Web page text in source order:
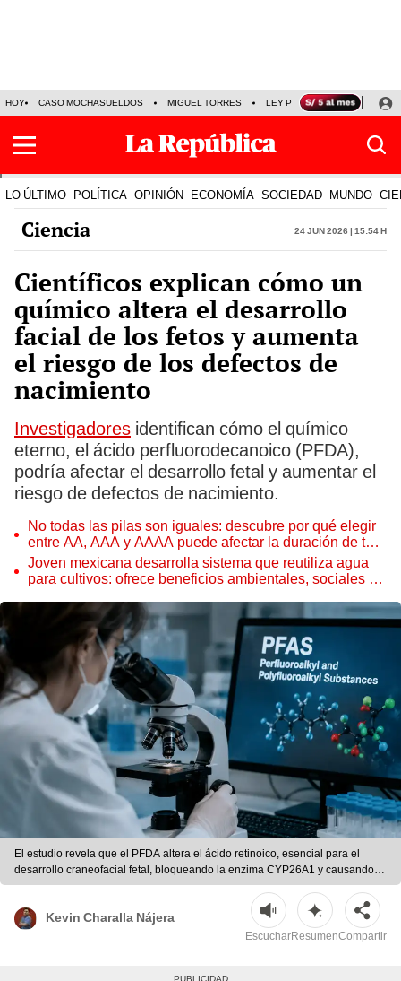
HOY CASO MOCHASUELDOS MIGUEL TORRES LEY PULPÍN PRECIO DEL
LO ÚLTIMO POLÍTICA OPINIÓN ECONOMÍA SOCIEDAD MUNDO
Ciencia 24 Jun 2026 | 15:54 h
Científicos explican cómo un
químico altera el desarrollo
facial de los fetos y aumenta
el riesgo de los defectos de
nacimiento
Investigadores identifican cómo el químico
eterno, el ácido perfluorodecanoico (PFDA),
podría afectar el desarrollo fetal y aumentar el
riesgo de defectos de nacimiento.
No todas las pilas son iguales: descubre por qué elegir
entre AA, AAA y AAAA puede afectar la duración de tus
dispositivos
Joven mexicana desarrolla sistema que reutiliza agua
para cultivos: ofrece beneficios ambientales, sociales y
El estudio revela que el PFDA altera el ácido retinoico, esencial para el
desarrollo craneofacial fetal, bloqueando la enzima CYP26A1 y causando
acumulación de este ácido. | Foto: Dall-E
Kevin Charalla Nájera
EscucharResumenCompartir